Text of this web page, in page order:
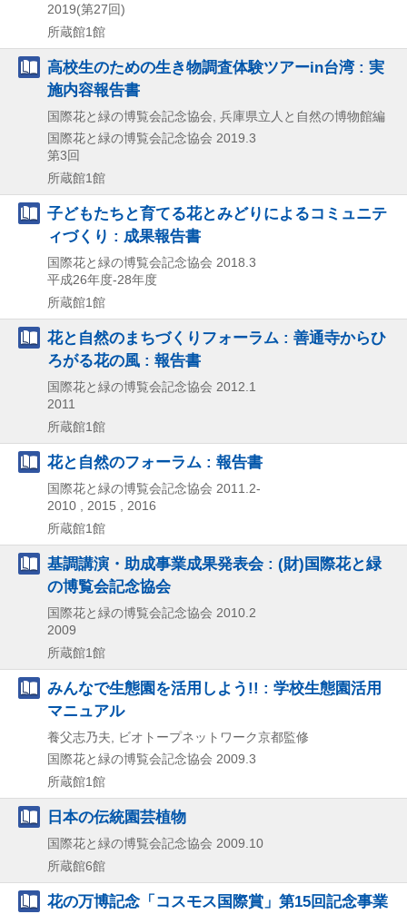
2019(第27回)
所蔵館1館
高校生のための生き物調査体験ツアーin台湾 : 実
施内容報告書
国際花と緑の博覧会記念協会, 兵庫県立人と自然の博物館編
国際花と緑の博覧会記念協会 2019.3
第3回
所蔵館1館
子どもたちと育てる花とみどりによるコミュニテ
ィづくり : 成果報告書
国際花と緑の博覧会記念協会 2018.3
平成26年度-28年度
所蔵館1館
花と自然のまちづくりフォーラム : 善通寺からひ
ろがる花の風 : 報告書
国際花と緑の博覧会記念協会 2012.1
2011
所蔵館1館
花と自然のフォーラム : 報告書
国際花と緑の博覧会記念協会 2011.2-
2010 , 2015 , 2016
所蔵館1館
基調講演・助成事業成果発表会 : (財)国際花と緑
の博覧会記念協会
国際花と緑の博覧会記念協会 2010.2
2009
所蔵館1館
みんなで生態園を活用しよう!! : 学校生態園活用
マニュアル
養父志乃夫, ビオトープネットワーク京都監修
国際花と緑の博覧会記念協会 2009.3
所蔵館1館
日本の伝統園芸植物
国際花と緑の博覧会記念協会 2009.10
所蔵館6館
花の万博記念「コスモス国際賞」第15回記念事業